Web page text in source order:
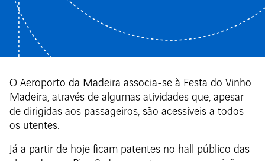
O Aeroporto da Madeira associa-se à Festa do Vinho
Madeira, através de algumas atividades que, apesar
de dirigidas aos passageiros, são acessíveis a todos
os utentes.
Já a partir de hoje ficam patentes no hall público das